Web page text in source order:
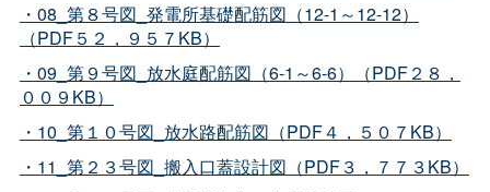
・08_第８号図_発電所基礎配筋図（12-1～12-12）
（PDF５２，９５７KB）
・09_第９号図_放水庭配筋図（6-1～6-6）（PDF２８，
００９KB）
・10_第１０号図_放水路配筋図（PDF４，５０７KB）
・11_第２３号図_搬入口蓋設計図（PDF３，７７３KB）